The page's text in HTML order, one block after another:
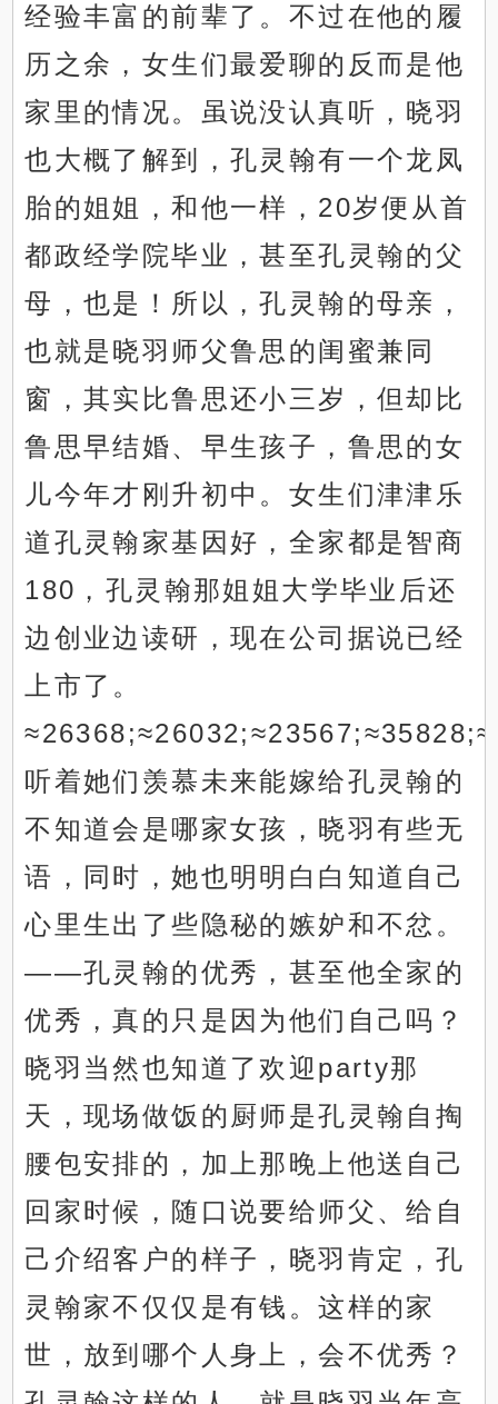
经验丰富的前辈了。不过在他的履
历之余，女生们最爱聊的反而是他
家里的情况。虽说没认真听，晓羽
也大概了解到，孔灵翰有一个龙凤
胎的姐姐，和他一样，20岁便从首
都政经学院毕业，甚至孔灵翰的父
母，也是！所以，孔灵翰的母亲，
也就是晓羽师父鲁思的闺蜜兼同
窗，其实比鲁思还小三岁，但却比
鲁思早结婚、早生孩子，鲁思的女
儿今年才刚升初中。女生们津津乐
道孔灵翰家基因好，全家都是智商
180，孔灵翰那姐姐大学毕业后还
边创业边读研，现在公司据说已经
上市了。
听着她们羡慕未来能嫁给孔灵翰的
不知道会是哪家女孩，晓羽有些无
语，同时，她也明明白白知道自己
心里生出了些隐秘的嫉妒和不忿。
——孔灵翰的优秀，甚至他全家的
优秀，真的只是因为他们自己吗？
晓羽当然也知道了欢迎party那
天，现场做饭的厨师是孔灵翰自掏
腰包安排的，加上那晚上他送自己
回家时候，随口说要给师父、给自
己介绍客户的样子，晓羽肯定，孔
灵翰家不仅仅是有钱。这样的家
世，放到哪个人身上，会不优秀？